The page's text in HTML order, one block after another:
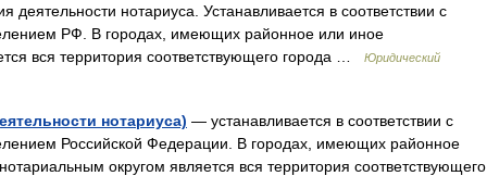
деятельности нотариуса. Устанавливается в соответствии с
РФ. В городах, имеющих районное или иное
вся территория соответствующего города …
Юридический
нотариуса) — устанавливается в соответствии с
Российской Федерации. В городах, имеющих районное
округом является вся территория соответствующего